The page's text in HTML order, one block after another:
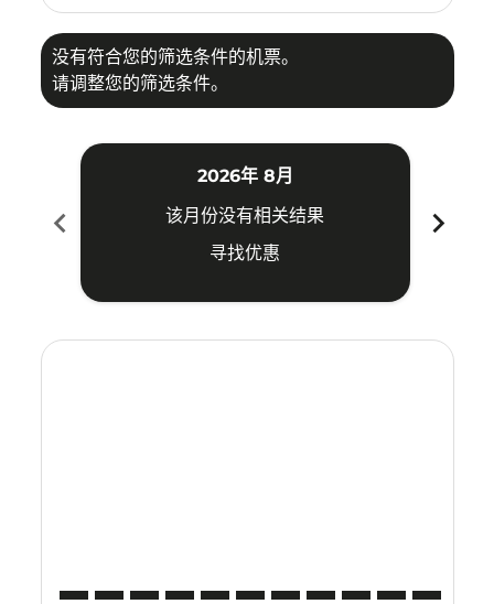
没有符合您的筛选条件的机票。
请调整您的筛选条件。
chevron_left
2026年 8月
该月份没有相关结果
寻找优惠
chevron_right